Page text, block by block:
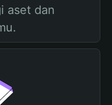
aset dan